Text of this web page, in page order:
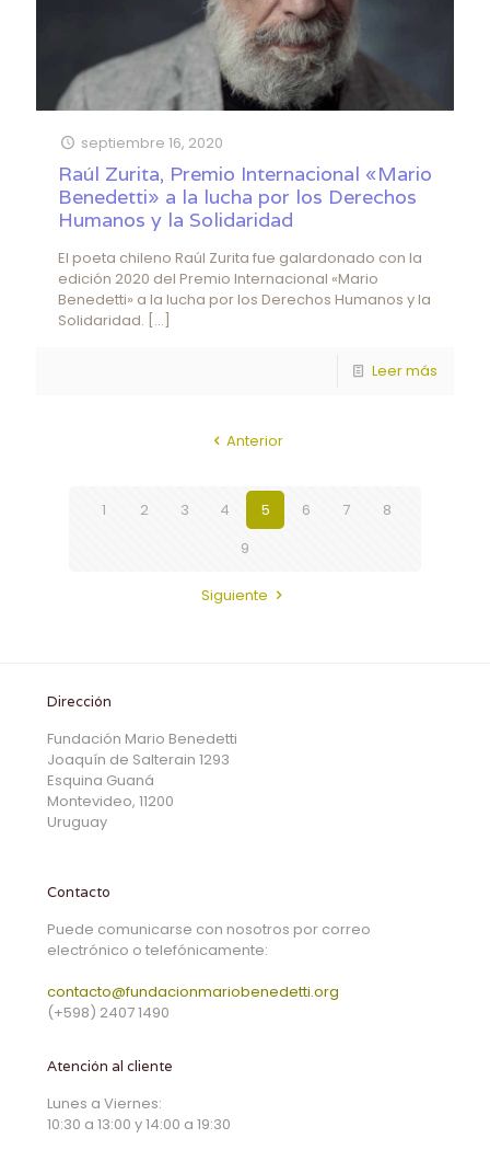
septiembre 16, 2020
Raúl Zurita, Premio Internacional «Mario
Benedetti» a la lucha por los Derechos
Humanos y la Solidaridad
El poeta chileno Raúl Zurita fue galardonado con la
edición 2020 del Premio Internacional «Mario
Benedetti» a la lucha por los Derechos Humanos y la
Solidaridad. […]
Leer más
Anterior
1 2 3 4 5 6 7
8
9
Siguiente
Dirección
Fundación Mario Benedetti
Joaquín de Salterain 1293
Esquina Guaná
Montevideo, 11200
Uruguay
Contacto
Puede comunicarse con nosotros por correo
electrónico o telefónicamente:
contacto@fundacionmariobenedetti.org
(+598) 2407 1490
Atención al cliente
Lunes a Viernes:
10:30 a 13:00 y 14:00 a 19:30